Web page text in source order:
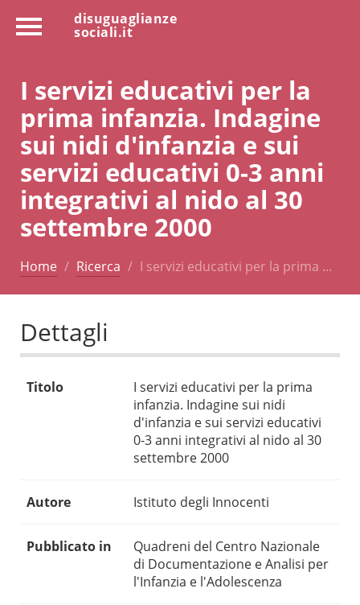
disuguaglianze
sociali.it
I servizi educativi per la
prima infanzia. Indagine
sui nidi d'infanzia e sui
servizi educativi 0-3 anni
integrativi al nido al 30
settembre 2000
Home Ricerca I servizi educativi per la prima …
Dettagli
Titolo
I servizi educativi per la prima
infanzia. Indagine sui nidi
d'infanzia e sui servizi educativi
0-3 anni integrativi al nido al 30
settembre 2000
Autore Istituto degli Innocenti
Pubblicato in
Quadreni del Centro Nazionale
di Documentazione e Analisi per
l'Infanzia e l'Adolescenza